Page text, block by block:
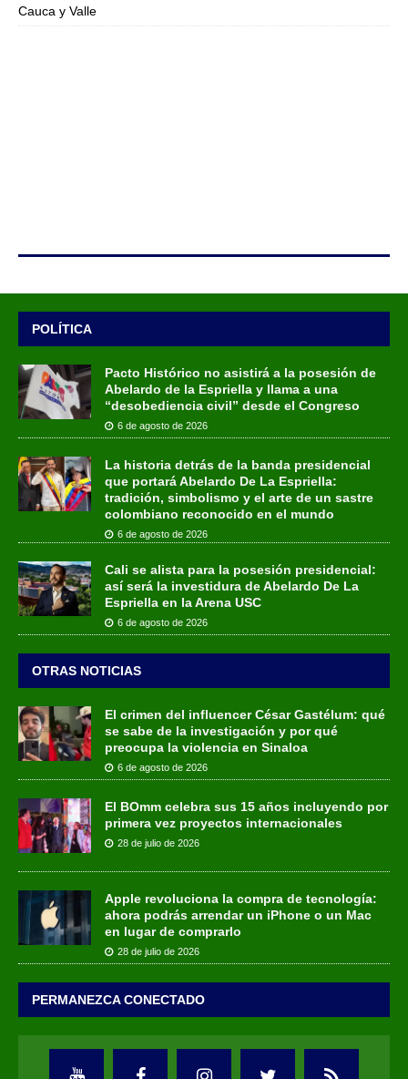
Cauca y Valle
POLÍTICA
Pacto Histórico no asistirá a la posesión de
Abelardo de la Espriella y llama a una
“desobediencia civil” desde el Congreso
6 de agosto de 2026
La historia detrás de la banda presidencial
que portará Abelardo De La Espriella:
tradición, simbolismo y el arte de un sastre
colombiano reconocido en el mundo
6 de agosto de 2026
Cali se alista para la posesión presidencial:
así será la investidura de Abelardo De La
Espriella en la Arena USC
6 de agosto de 2026
OTRAS NOTICIAS
El crimen del influencer César Gastélum: qué
se sabe de la investigación y por qué
preocupa la violencia en Sinaloa
6 de agosto de 2026
El BOmm celebra sus 15 años incluyendo por
primera vez proyectos internacionales
28 de julio de 2026
Apple revoluciona la compra de tecnología:
ahora podrás arrendar un iPhone o un Mac
en lugar de comprarlo
28 de julio de 2026
PERMANEZCA CONECTADO